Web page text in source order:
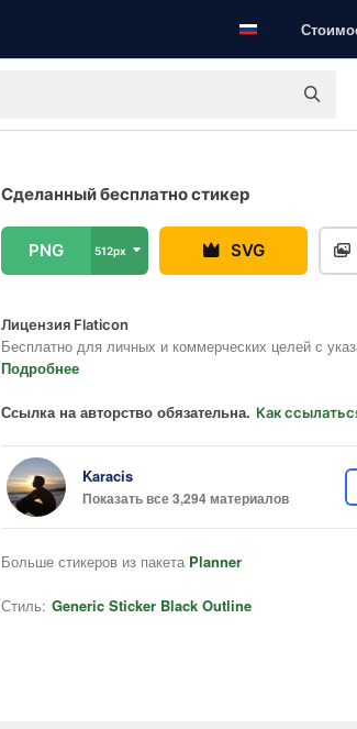
Сделанный бесплатно стикер
PNG 512px SVG
Лицензия Flaticon
Бесплатно для личных и коммерческих целей с
Подробнее
Ссылка на авторство обязательна. Как
Karacis
Показать все 3,294 материалов
Больше стикеров из пакета Planner
Стиль: Generic Sticker Black Outline